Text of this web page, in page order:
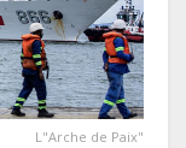
L"Arche de Paix"